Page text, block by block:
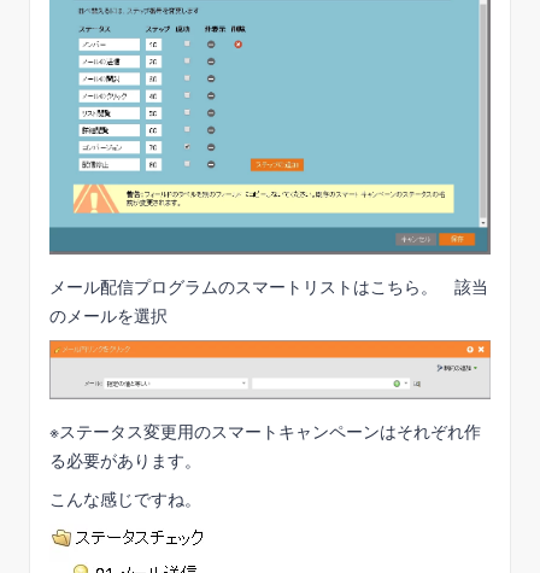
メール配信プログラムのスマートリストはこちら。 該当
のメールを選択
※ステータス変更用のスマートキャンペーンはそれぞれ作
る必要があります。
こんな感じですね。